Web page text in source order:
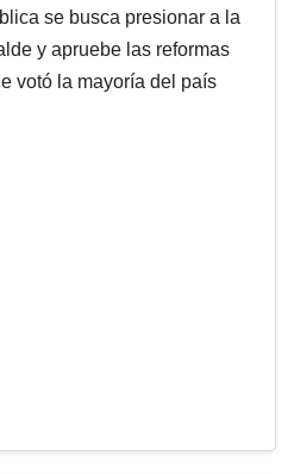
se busca presionar a la
y apruebe las reformas
votó la mayoría del país